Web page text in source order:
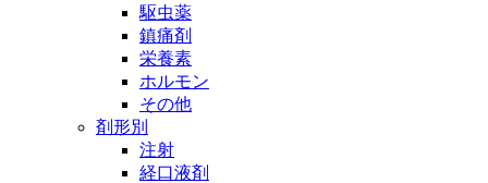
駆虫薬
鎮痛剤
栄養素
ホルモン
その他
剤形別
注射
経口液剤